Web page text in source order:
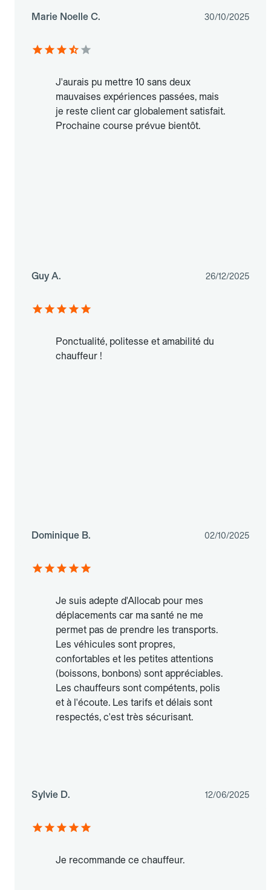
Marie Noelle C. 30/10/2025
J'aurais pu mettre 10 sans deux
mauvaises expériences passées, mais
je reste client car globalement satisfait.
Prochaine course prévue bientôt.
Guy A. 26/12/2025
Ponctualité, politesse et amabilité du
chauffeur !
Dominique B. 02/10/2025
Je suis adepte d'Allocab pour mes
déplacements car ma santé ne me
permet pas de prendre les transports.
Les véhicules sont propres,
confortables et les petites attentions
(boissons, bonbons) sont appréciables.
Les chauffeurs sont compétents, polis
et à l'écoute. Les tarifs et délais sont
respectés, c'est très sécurisant.
Sylvie D. 12/06/2025
Je recommande ce chauffeur.